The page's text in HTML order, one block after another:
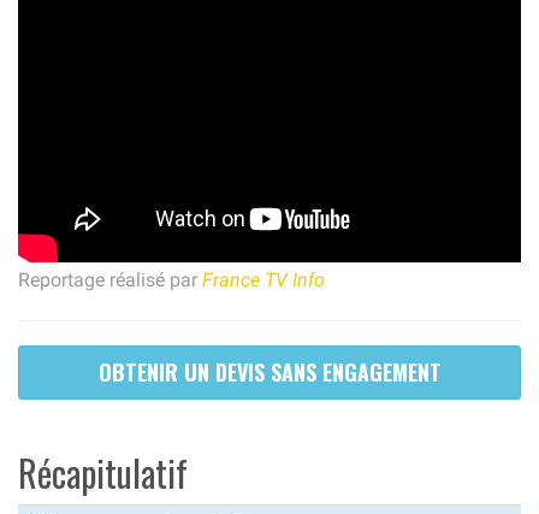
Reportage réalisé par France TV Info
OBTENIR UN DEVIS SANS ENGAGEMENT
Récapitulatif